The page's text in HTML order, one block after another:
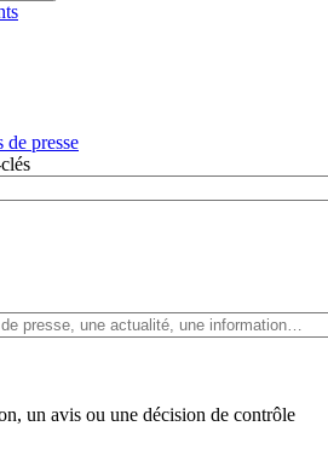
de presse
un avis ou une décision de contrôle